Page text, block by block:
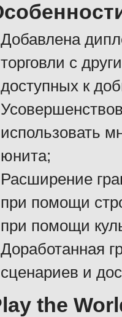
Добавлена
торговли с
доступных к
использовать
юнита;
Расширение
при помощи
при помощи
Доработанная
сценариев и
the